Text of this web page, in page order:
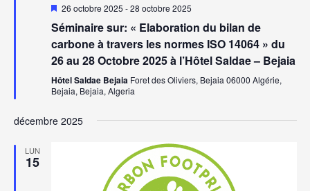
Mis
avant
26 octobre 2025 -28 octobre 2025
Séminaire sur: « Elaboration du bilan de
carbone à travers les normes ISO 14064 » du
26 au 28 Octobre 2025 à l’Hôtel Saldae – Bejaia
Hôtel Saldae Bejaia Foret des Oliviers, Bejaia 06000 Algérie,
Bejaia, Bejaia, Algeria
décembre 2025
LUN
15